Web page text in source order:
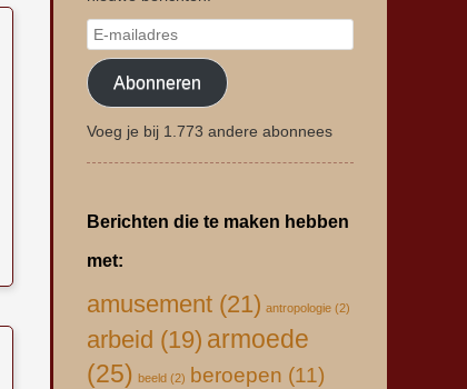
Abonneren
Voeg je bij 1.773 andere abonnees
Berichten die te maken hebben
met:
amusement (21) antropologie (2)
arbeid (19) armoede
(25) beeld (2) beroepen (11)